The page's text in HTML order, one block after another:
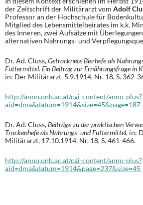
der Zeitschrift der Militärarzt vom Adolf
Professor an der Hochschule für
Mitglied des Lebensmittelbeirates im k.k.
des Inneren, zwei Aufsätze mit
alternativen Nahrungs- und
Dr. Ad. Cluss,Getrocknete Bierhefe als
Futtermittel. Ein Beitrag zur Ernährungsfrage in
in: Der Militärarzt, 5.9.1914, Nr. 18, S. 362-
http://anno.onb.ac.at/cgi-content/anno-plus?
aid=dma&datum=1914&size=45&page=187
Dr. Ad. Cluss,Beiträge zu der praktischen
Trockenhefe als Nahrungs- und Futtermittel, in:
Militärarzt, 17.10.1914, Nr. 18, S. 461-466.
http://anno.onb.ac.at/cgi-content/anno-plus?
aid=dma&datum=1914&page=237&size=45